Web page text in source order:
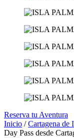
Reserva tu Aventura
Inicio /Cartagena de
Day Pass desde